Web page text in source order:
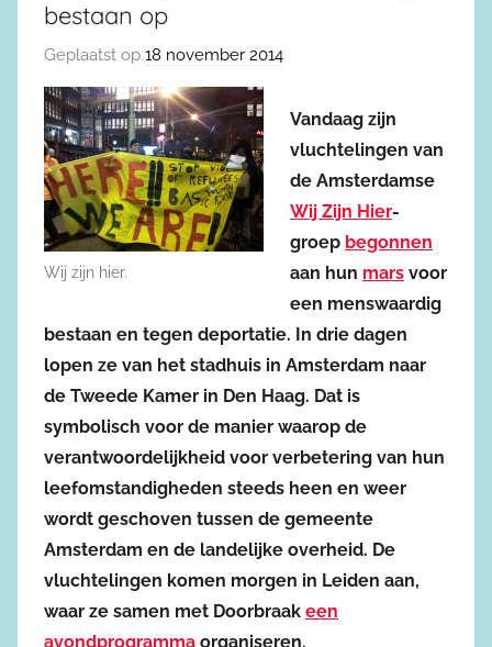
bestaan op
Geplaatst op 18 november 2014
Wij zijn hier.
Vandaag zijn
vluchtelingen van
de Amsterdamse
Wij Zijn Hier-
groep begonnen
aan hun mars voor
een menswaardig
bestaan en tegen deportatie. In drie dagen
lopen ze van het stadhuis in Amsterdam naar
de Tweede Kamer in Den Haag. Dat is
symbolisch voor de manier waarop de
verantwoordelijkheid voor verbetering van hun
leefomstandigheden steeds heen en weer
wordt geschoven tussen de gemeente
Amsterdam en de landelijke overheid. De
vluchtelingen komen morgen in Leiden aan,
waar ze samen met Doorbraak een
avondprogramma organiseren.